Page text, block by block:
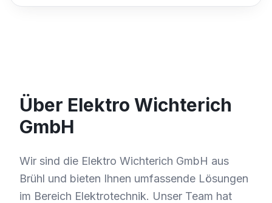
Über Elektro Wichterich
GmbH
Wir sind die Elektro Wichterich GmbH aus
Brühl und bieten Ihnen umfassende Lösungen
im Bereich Elektrotechnik. Unser Team hat